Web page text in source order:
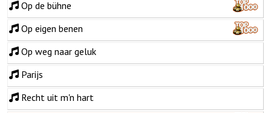
Op de bühne
Op eigen benen
Op weg naar geluk
Parijs
Recht uit m'n hart